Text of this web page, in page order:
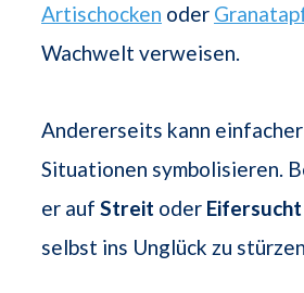
Artischocken oder
Wachwelt verweisen.
Andererseits kann
Situationen symbolisieren.
er auf Streit oder Eifersucht
selbst ins Unglück zu